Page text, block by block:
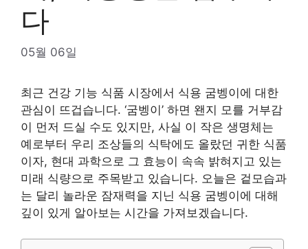
다
05월 06일
최근 건강 기능 식품 시장에서 식용 굼벵이에 대한
관심이 뜨겁습니다. ‘굼벵이’ 하면 왠지 모를 거부감
이 먼저 드실 수도 있지만, 사실 이 작은 생명체는
예로부터 우리 조상들의 식탁에도 올랐던 귀한 식품
이자, 현대 과학으로 그 효능이 속속 밝혀지고 있는
미래 식량으로 주목받고 있습니다. 오늘은 겉모습과
는 달리 놀라운 잠재력을 지닌 식용 굼벵이에 대해
깊이 있게 알아보는 시간을 가져보겠습니다.